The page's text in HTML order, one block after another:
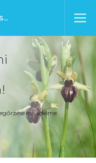
és védelme